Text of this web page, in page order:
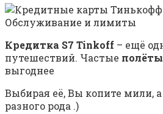
Кредитка S7 Tinkoff – ещё
путешествий. Частые полёты
выгоднее
Выбирая её, Вы копите мили,
разного рода .)